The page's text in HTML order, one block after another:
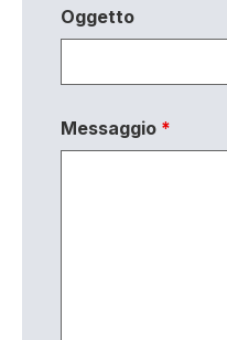
Oggetto
Messaggio *